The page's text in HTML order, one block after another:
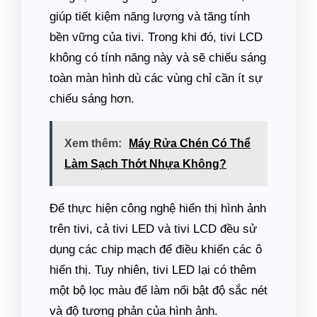
giúp tiết kiệm năng lượng và tăng tính
bền vững của tivi. Trong khi đó, tivi LCD
không có tính năng này và sẽ chiếu sáng
toàn màn hình dù các vùng chỉ cần ít sự
chiếu sáng hơn.
Xem thêm:
Máy Rửa Chén Có Thể
Làm Sạch Thớt Nhựa Không?
Để thực hiện công nghệ hiển thị hình ảnh
trên tivi, cả tivi LED và tivi LCD đều sử
dụng các chip mạch để điều khiển các ô
hiển thị. Tuy nhiên, tivi LED lại có thêm
một bộ lọc màu để làm nổi bật độ sắc nét
và độ tương phản của hình ảnh.